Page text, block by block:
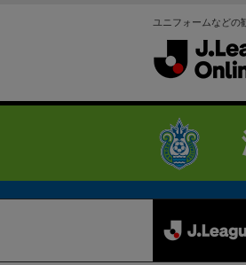
ユニフォームなどの